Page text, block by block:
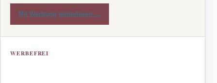
Mit Werbung weiterlesen →
WERBEFREI